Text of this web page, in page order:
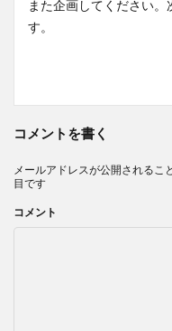
また企画してください
す。
コメントを書く
メールアドレスが公開されるこ
目です
コメント